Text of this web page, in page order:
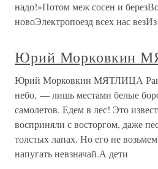
надо!»Потом меж сосен и
новоЭлектропоезд всех нас
Юрий Морковкин
Юрий Морковкин МЯТЛИЦА
небо, — лишь местами белые
самолетов. Едем в лес! Это
восприняли с восторгом, даже
толстых лапах. Но его не
напугать невзначай.А дети